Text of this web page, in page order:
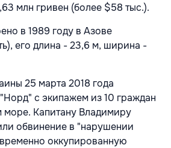
млн гривен (более $58 тыс.).
в 1989 году в Азове
его длина - 23,6 м, ширина -
25 марта 2018 года
с экипажем из 10 граждан
море. Капитану Владимиру
обвинение в "нарушении
оккупированную